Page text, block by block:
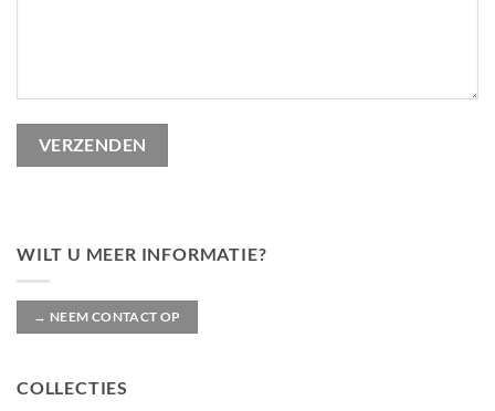
WILT U MEER INFORMATIE?
→ NEEM CONTACT OP
COLLECTIES